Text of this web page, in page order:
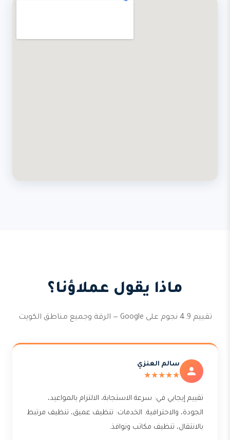
ماذا يقول عملاؤنا؟
تقييم 4.9 نجوم على Google — الرقة وجميع مناطق الكويت
سالم العنزي
★★★★★
تقييم إيجابي في: سرعة الاستجابة، الالتزام بالمواعيد،
الجودة، والاحترافية. الخدمات: تنظيف عميق، تنظيف مرتبط
بالانتقال، تنظيف مكاتب ونوافذ.